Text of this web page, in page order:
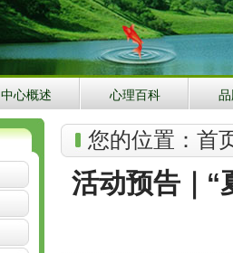
中心概述 心理百科
您的位置： 首
活动预告｜